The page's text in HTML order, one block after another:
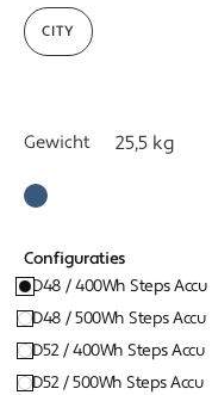
CITY
Gewicht 25,5 kg
Configuraties
D48 / 400Wh Steps Accu
D48 / 500Wh Steps Accu
D52 / 400Wh Steps Accu
D52 / 500Wh Steps Accu